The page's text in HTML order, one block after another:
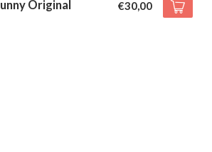
Original €30,00